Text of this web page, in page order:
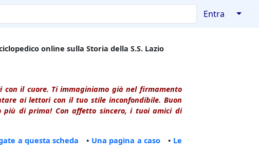
Entra ↓
online sulla Storia della S.S. Lazio
il cuore. Ti immaginiamo già nel firmamento
ai lettori con il tuo stile inconfondibile. Buon
più di prima! Con affetto sincero, i tuoi amici di
a questa scheda • Una pagina a caso • Le